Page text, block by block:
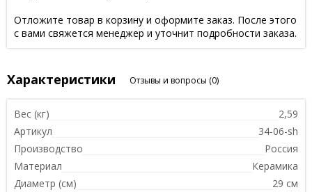
Отложите товар в корзину и оформите заказ. После этого
с вами свяжется менеджер и уточнит подробности заказа.
Характеристики Отзывы и вопросы (0)
Вес (кг)
2,59
Артикул
34-06-sh
Производство
Россия
Материал
Керамика
Диаметр (см)
29 см